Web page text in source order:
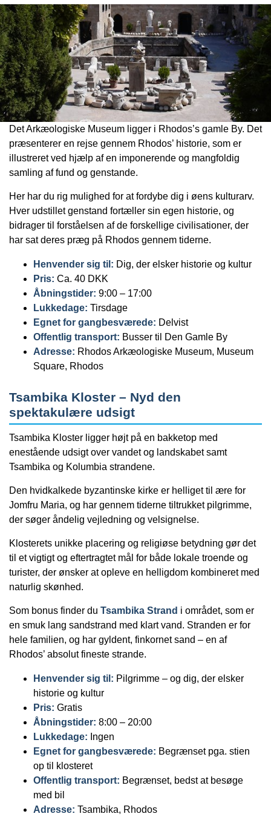
Det Arkæologiske Museum ligger i Rhodos’s gamle By. Det
præsenterer en rejse gennem Rhodos’ historie, som er
illustreret ved hjælp af en imponerende og mangfoldig
samling af fund og genstande.
Her har du rig mulighed for at fordybe dig i øens kulturarv.
Hver udstillet genstand fortæller sin egen historie, og
bidrager til forståelsen af de forskellige civilisationer, der
har sat deres præg på Rhodos gennem tiderne.
Henvender sig til: Dig, der elsker historie og kultur
Pris: Ca. 40 DKK
Åbningstider: 9:00 – 17:00
Lukkedage: Tirsdage
Egnet for gangbesværede: Delvist
Offentlig transport: Busser til Den Gamle By
Adresse: Rhodos Arkæologiske Museum, Museum
Square, Rhodos
Tsambika Kloster – Nyd den
spektakulære udsigt
Tsambika Kloster ligger højt på en bakketop med
enestående udsigt over vandet og landskabet samt
Tsambika og Kolumbia strandene.
Den hvidkalkede byzantinske kirke er helliget til ære for
Jomfru Maria, og har gennem tiderne tiltrukket pilgrimme,
der søger åndelig vejledning og velsignelse.
Klosterets unikke placering og religiøse betydning gør det
til et vigtigt og eftertragtet mål for både lokale troende og
turister, der ønsker at opleve en helligdom kombineret med
naturlig skønhed.
Som bonus finder du Tsambika Strand i området, som er
en smuk lang sandstrand med klart vand. Stranden er for
hele familien, og har gyldent, finkornet sand – en af
Rhodos’ absolut fineste strande.
Henvender sig til: Pilgrimme – og dig, der elsker
historie og kultur
Pris: Gratis
Åbningstider: 8:00 – 20:00
Lukkedage: Ingen
Egnet for gangbesværede: Begrænset pga. stien
op til klosteret
Offentlig transport: Begrænset, bedst at besøge
med bil
Adresse: Tsambika, Rhodos